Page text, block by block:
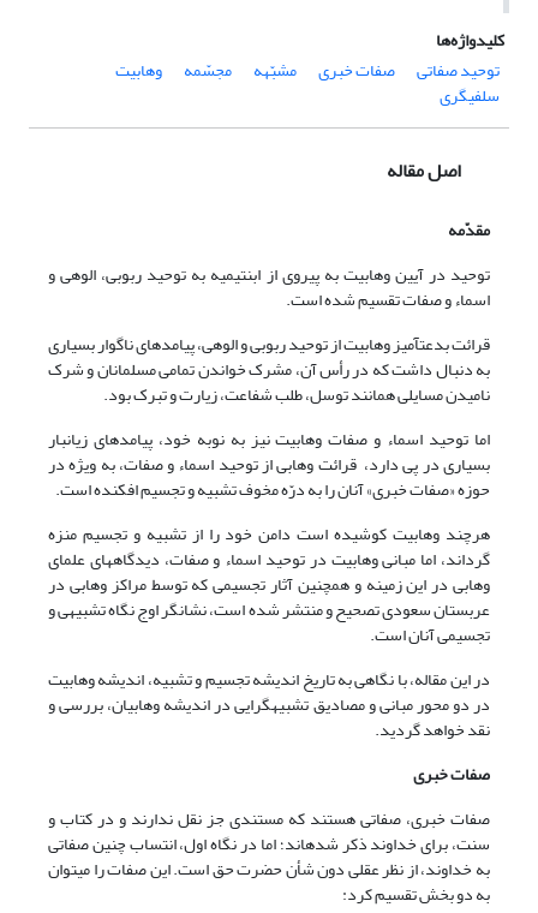
کلیدواژه‌ها
توحید صفاتی
صفات خبری مشبّهه مجسّمه وهابیت
سلفی‏گری
اصل مقاله
مقدّمه
توحید در آیین وهابیت به پیروی از ابن‏تیمیه به توحید ربوبی، الوهی و
اسماء و صفات تقسیم شده است.
قرائت بدعت‏آمیز وهابیت از توحید ربوبی و الوهی، پیامدهای ناگوار بسیاری
به دنبال داشت که در رأس آن، مشرک خواندن تمامی مسلمانان و شرک
نامیدن مسایلی همانند توسل، طلب شفاعت، زیارت و تبرک بود.
اما توحید اسماء و صفات وهابیت نیز به نوبه خود، پیامدهای زیانبار
بسیاری در پی دارد، قرائت وهابی از توحید اسماء و صفات، به ویژه در
حوزه «صفات خبری» آنان را به درّه مخوف تشبیه و تجسیم افکنده است.
هرچند وهابیت کوشیده است دامن خود را از تشبیه و تجسیم منزه
گرداند، اما مبانی وهابیت در توحید اسماء و صفات، دیدگاه‏های علمای
وهابی در این زمینه و همچنین آثار تجسیمی که توسط مراکز وهابی در
عربستان سعودی تصحیح و منتشر شده است، نشانگر اوج نگاه تشبیهی و
تجسیمی آنان است.
در این مقاله، با نگاهی به تاریخ اندیشه تجسیم و تشبیه، اندیشه وهابیت
در دو محور مبانی و مصادیق تشبیه‏گرایی در اندیشه وهابیان، بررسی و
نقد خواهد گردید.
صفات خبری
صفات خبری، صفاتی هستند که مستندی جز نقل ندارند و در کتاب و
سنت، برای خداوند ذکر شده‏اند؛ اما در نگاه اول، انتساب چنین صفاتی
به خداوند، از نظر عقلی دون شأن حضرت حق است. این صفات را می‏توان
به دو بخش تقسیم کرد: